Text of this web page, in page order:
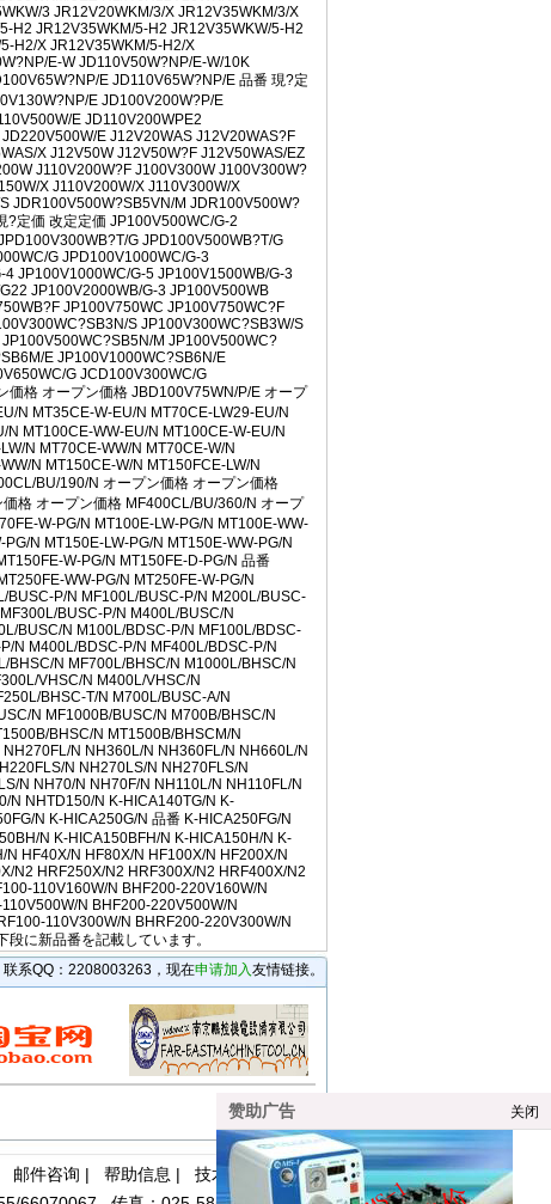
11 09:58
09:57
11 09:57
04-11 09:57
04-11 09:57
11 09:57
09:57
11 09:56
11 09:56
09:56
09:56
11 09:56
11 09:56
09:56
15:08
14:10
08-05 14:10
08-05 14:10
08-05 14:09
09 10:16
05-09 10:16
05-09 10:16
09 10:15
09 10:15
10:14
10:13
05-09 10:12
3 JR12V20WKM/3/X JR12V35WKM/3/X
H2 JR12V35WKM/5-H2 JR12V35WKW/5-H2
H2/X JR12V35WKM/5-H2/X
E-W JD110V50W?NP/E-W/10K
E JD110V65W?NP/E 品番 現?定
E JD100V200W?P/E
E JD110V200WPE2
E J12V20WAS J12V20WAS?F
X J12V50W J12V50W?F J12V50WAS/EZ
J110V200W?F J100V300W J100V300W?
X J110V200W/X J110V300W/X
JDR100V500W?SB5VN/M JDR100V500W?
定価 改定定価 JP100V500WC/G-2
G JPD100V500WB?T/G
G JPD100V1000WC/G-3
JP100V1000WC/G-5 JP100V1500WB/G-3
JP100V2000WB/G-3 JP100V500WB
JP100V750WC JP100V750WC?F
S JP100V300WC?SB3W/S
M JP100V500WC?
E JP100V1000WC?SB6N/E
G JCD100V300WC/G
格 オープン価格 JBD100V75WN/P/E オープ
N MT35CE-W-EU/N MT70CE-LW29-EU/N
MT100CE-WW-EU/N MT100CE-W-EU/N
N MT70CE-WW/N MT70CE-W/N
N MT150CE-W/N MT150FCE-LW/N
BU/190/N オープン価格 オープン価格
格 オープン価格 MF400CL/BU/360/N オープ
W-PG/N MT100E-LW-PG/N MT100E-WW-
N MT150E-LW-PG/N MT150E-WW-PG/N
W-PG/N MT150FE-D-PG/N 品番
WW-PG/N MT250FE-W-PG/N
BUSC-P/N MF100L/BUSC-P/N M200L/BUSC-
BUSC-P/N M400L/BUSC/N
BUSC/N M100L/BDSC-P/N MF100L/BDSC-
N M400L/BDSC-P/N MF400L/BDSC-P/N
N MF700L/BHSC/N M1000L/BHSC/N
VHSC/N M400L/VHSC/N
BHSC-T/N M700L/BUSC-A/N
N MF1000B/BUSC/N M700B/BHSC/N
BHSC/N MT1500B/BHSCM/N
N NH360L/N NH360FL/N NH660L/N
N NH270LS/N NH270FLS/N
N NH70/N NH70F/N NH110L/N NH110FL/N
N NHTD150/N K-HICA140TG/N K-
N K-HICA250G/N 品番 K-HICA250FG/N
N K-HICA150BFH/N K-HICA150H/N K-
HF40X/N HF80X/N HF100X/N HF200X/N
N2 HRF250X/N2 HRF300X/N2 HRF400X/N2
110V160W/N BHF200-220V160W/N
N BHF200-220V500W/N
110V300W/N BHRF200-220V300W/N
に新品番を記載しています。
系QQ：2208003263，现在申请加入友情链接。
邮件咨询 | 帮助信息 | 技术支持
关闭
赞助广告